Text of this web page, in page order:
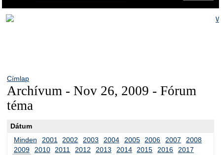
Címlap
Archívum - Nov 26, 2009 - Fórum
téma
Dátum
Minden
2001 2002 2003 2004 2005 2006 2007
2008
2009
2010 2011 2012 2013 2014 2015 2016
2017